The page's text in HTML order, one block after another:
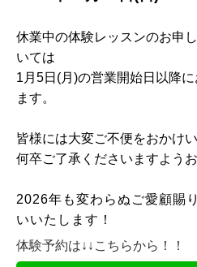
休業中の体験レッスンのお申
いては
1月5日(月 )の営業開始日以降に
ます。
皆様には大変ご不便をおかけ
何卒ご了承くださいますよう
2026年も変わらぬご愛顧賜
いいたします！
体験予約は↓↓こちらから！！